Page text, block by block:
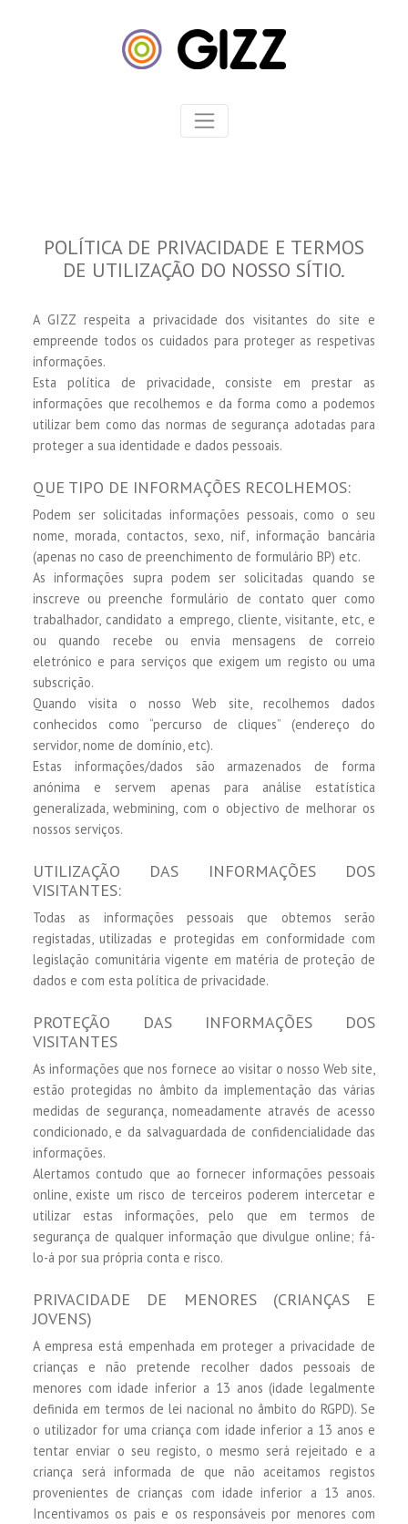
POLÍTICA DE PRIVACIDADE E TERMOS
DE UTILIZAÇÃO DO NOSSO SÍTIO.
A GIZZ respeita a privacidade dos visitantes do site e
empreende todos os cuidados para proteger as respetivas
informações.
Esta política de privacidade, consiste em prestar as
informações que recolhemos e da forma como a podemos
utilizar bem como das normas de segurança adotadas para
proteger a sua identidade e dados pessoais.
QUE TIPO DE INFORMAÇÕES RECOLHEMOS:
Podem ser solicitadas informações pessoais, como o seu
nome, morada, contactos, sexo, nif, informação bancária
(apenas no caso de preenchimento de formulário BP) etc.
As informações supra podem ser solicitadas quando se
inscreve ou preenche formulário de contato quer como
trabalhador, candidato a emprego, cliente, visitante, etc, e
ou quando recebe ou envia mensagens de correio
eletrónico e para serviços que exigem um registo ou uma
subscrição.
Quando visita o nosso Web site, recolhemos dados
conhecidos como “percurso de cliques” (endereço do
servidor, nome de domínio, etc).
Estas informações/dados são armazenados de forma
anónima e servem apenas para análise estatística
generalizada, webmining, com o objectivo de melhorar os
nossos serviços.
UTILIZAÇÃO DAS INFORMAÇÕES DOS
VISITANTES:
Todas as informações pessoais que obtemos serão
registadas, utilizadas e protegidas em conformidade com
legislação comunitária vigente em matéria de proteção de
dados e com esta política de privacidade.
PROTEÇÃO DAS INFORMAÇÕES DOS
VISITANTES
As informações que nos fornece ao visitar o nosso Web site,
estão protegidas no âmbito da implementação das várias
medidas de segurança, nomeadamente através de acesso
condicionado, e da salvaguardada de confidencialidade das
informações.
Alertamos contudo que ao fornecer informações pessoais
online, existe um risco de terceiros poderem intercetar e
utilizar estas informações, pelo que em termos de
segurança de qualquer informação que divulgue online; fá-
lo-á por sua própria conta e risco.
PRIVACIDADE DE MENORES (CRIANÇAS E
JOVENS)
A empresa está empenhada em proteger a privacidade de
crianças e não pretende recolher dados pessoais de
menores com idade inferior a 13 anos (idade legalmente
definida em termos de lei nacional no âmbito do RGPD). Se
o utilizador for uma criança com idade inferior a 13 anos e
tentar enviar o seu registo, o mesmo será rejeitado e a
criança será informada de que não aceitamos registos
provenientes de crianças com idade inferior a 13 anos.
Incentivamos os pais e os responsáveis por menores com